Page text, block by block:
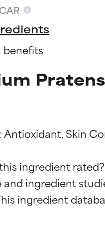
benefits
Antioxidant, Skin
ingredient
and ingredient